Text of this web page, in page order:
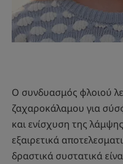
Ο συνδυασμός φλοιού
ζαχαροκάλαμου για
και ενίσχυση της
εξαιρετικά
δραστικά συστατικά